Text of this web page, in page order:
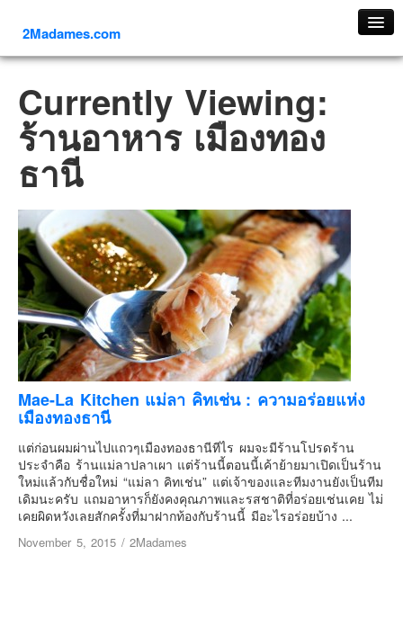
2Madames.com
ภาคเหนือ
ภาคใต้
ภาคตะวันออก
ภาคกลาง
ภาคตะวันตก
ภาคอีสาน
ทริปต่างประเทศ
ยุโรป
รัสเซีย
อิตาลี
ตุรกี-ตุรเคีย
เยอรมัน
ออสเตรีย
สาธารณรัฐเช็ก
ฮังการี
เนเธอร์แลนด์
Currently Viewing:
ร้านอาหาร เมืองทอง
ธานี
Mae-La Kitchen แม่ลา คิทเช่น : ความอร่อยแห่ง
เมืองทองธานี
แต่ก่อนผมผ่านไปแถวๆเมืองทองธานีทีไร ผมจะมีร้านโปรดร้าน
ประจำคือ ร้านแม่ลาปลาเผา แต่ร้านนี้ตอนนี้เค้าย้ายมาเปิดเป็นร้าน
ใหม่แล้วกับชื่อใหม่ “แม่ลา คิทเช่น” แต่เจ้าของและทีมงานยังเป็นทีม
เดิมนะครับ แถมอาหารก็ยังคงคุณภาพและรสชาติที่อร่อยเช่นเคย ไม่
เคยผิดหวังเลยสักครั้งที่มาฝากท้องกับร้านนี้ มีอะไรอร่อยบ้าง ...
November 5, 2015 / 2Madames